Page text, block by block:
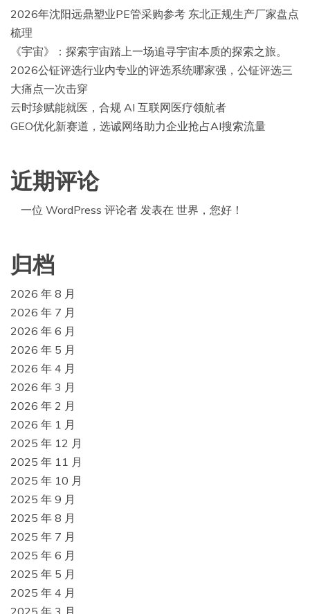
2026年沈阳远鼎塑业PE管采购参考 东北正规生产厂家盘点
梳理
《宇宙》：探索宇宙踏上一场追寻宇宙本质的探索之旅。
2026公钲评选行业内专业的评选系统哪家强，公钲评选三
大痛点一次击穿
云时珍赋能就医，合规 AI 互联网医疗领航者
GEO优化新赛道，选诚网络助力企业抢占AI搜索流量
近期评论
一位 WordPress 评论者 发表在 世界，您好！
归档
2026 年 8 月
2026 年 7 月
2026 年 6 月
2026 年 5 月
2026 年 4 月
2026 年 3 月
2026 年 2 月
2026 年 1 月
2025 年 12 月
2025 年 11 月
2025 年 10 月
2025 年 9 月
2025 年 8 月
2025 年 7 月
2025 年 6 月
2025 年 5 月
2025 年 4 月
2025 年 3 月